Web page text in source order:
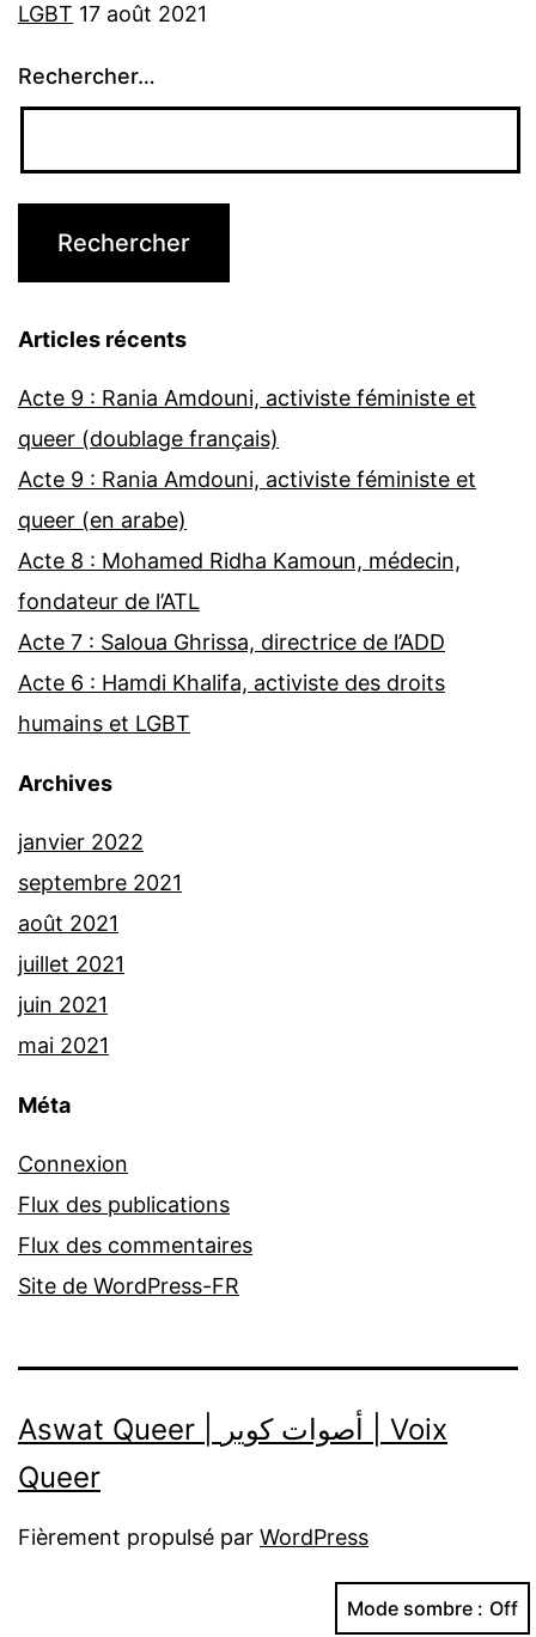
LGBT 17 août 2021
Rechercher…
Articles récents
Acte 9 : Rania Amdouni, activiste féministe et
queer (doublage français)
Acte 9 : Rania Amdouni, activiste féministe et
queer (en arabe)
Acte 8 : Mohamed Ridha Kamoun, médecin,
fondateur de l’ATL
Acte 7 : Saloua Ghrissa, directrice de l’ADD
Acte 6 : Hamdi Khalifa, activiste des droits
humains et LGBT
Archives
janvier 2022
septembre 2021
août 2021
juillet 2021
juin 2021
mai 2021
Méta
Connexion
Flux des publications
Flux des commentaires
Site de WordPress-FR
Aswat Queer | أصوات كوير | Voix
Queer
Fièrement propulsé par WordPress
Mode sombre :